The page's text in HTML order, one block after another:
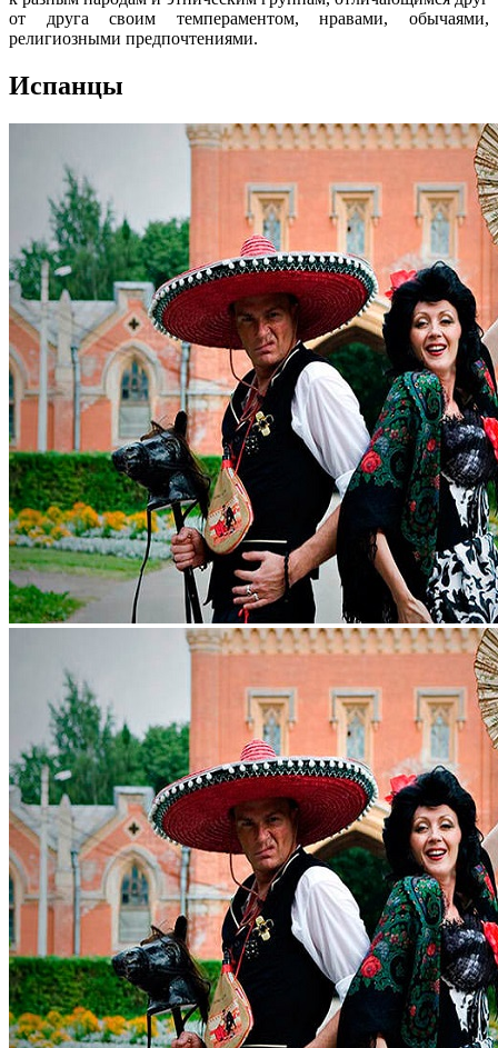
от друга своим темпераментом, нравами, обычаями,
религиозными предпочтениями.
Испанцы